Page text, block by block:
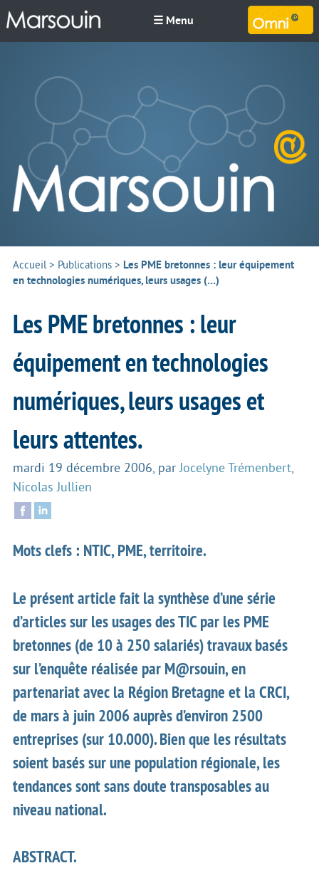
☰ Menu
Accueil> Publications > Les PME bretonnes : leur équipement
en technologies numériques, leurs usages (…)
Les PME bretonnes : leur
équipement en technologies
numériques, leurs usages et
leurs attentes.
mardi 19 décembre 2006, parJocelyne Trémenbert,
Nicolas Jullien
Mots clefs : NTIC, PME, territoire.
Le présent article fait la synthèse d’une série
d’articles sur les usages des TIC par les PME
bretonnes (de 10 à 250 salariés) travaux basés
sur l’enquête réalisée par M@rsouin, en
partenariat avec la Région Bretagne et la CRCI,
de mars à juin 2006 auprès d’environ 2500
entreprises (sur 10.000). Bien que les résultats
soient basés sur une population régionale, les
tendances sont sans doute transposables au
niveau national.
ABSTRACT.